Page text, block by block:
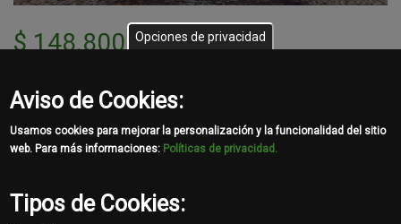
$ 148.800
Hacé tu consulta
Marca
John Deere
Opciones de privacidad
Aviso de Cookies:
Usamos cookies para mejorar la personalización y la funcionalidad del sitio
web. Para más informaciones: Políticas de privacidad.
Tipos de Cookies: